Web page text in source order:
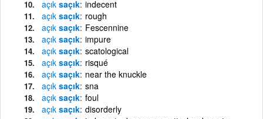
açık saçık indecent
açık saçık rough
açık saçık Fescennine
açık saçık impure
açık saçık scatological
açık saçık risqué
açık saçık near the knuckle
açık saçık sna
açık saçık foul
açık saçık disorderly